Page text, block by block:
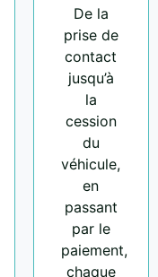
De la
prise de
contact
jusqu’à
la
cession
du
véhicule,
en
passant
par le
paiement,
chaque